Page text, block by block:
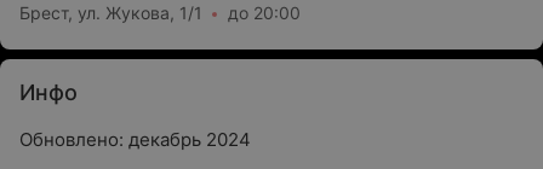
Брест, ул. Жукова, 1/1 до 20:00
Инфо
Обновлено: декабрь 2024